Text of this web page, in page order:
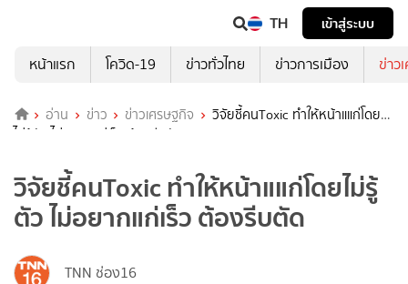
TH
เข้าสู่ระบบ
หน้าแรก
โควิด-19 ข่าวทั่วไทย ข่าวการเมือง ข่าว
อ่าน ข่าว ข่าวเศรษฐกิจ
วิจัยชี้คนToxic ทำให้หน้าแแก่โดย
ไม่รู้ตัว ไม่อยากแก่เร็ว ต้องรีบตัด
วิจัยชี้คนToxic ทำให้หน้าแแก่โดยไม่รู้
ตัว ไม่อยากแก่เร็ว ต้องรีบตัด
TNN ช่อง16